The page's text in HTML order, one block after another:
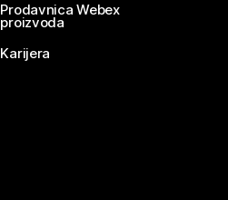
Prodavnica Webex
proizvoda
Karijera